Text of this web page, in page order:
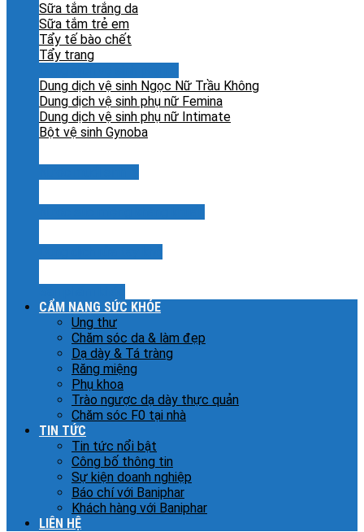
Sữa tắm trắng da
Sữa tắm trẻ em
Tẩy tế bào chết
Tẩy trang
Dung dịch vệ sinh Ngọc Nữ Trầu Không
Dung dịch vệ sinh phụ nữ Femina
Dung dịch vệ sinh phụ nữ Intimate
Bột vệ sinh Gynoba
CẨM NANG SỨC KHỎE
Ung thư
Chăm sóc da & làm đẹp
Dạ dày & Tá tràng
Răng miệng
Phụ khoa
Trào ngược dạ dày thực quản
Chăm sóc F0 tại nhà
TIN TỨC
Tin tức nổi bật
Công bố thông tin
Sự kiện doanh nghiệp
Báo chí với Baniphar
Khách hàng với Baniphar
LIÊN HỆ